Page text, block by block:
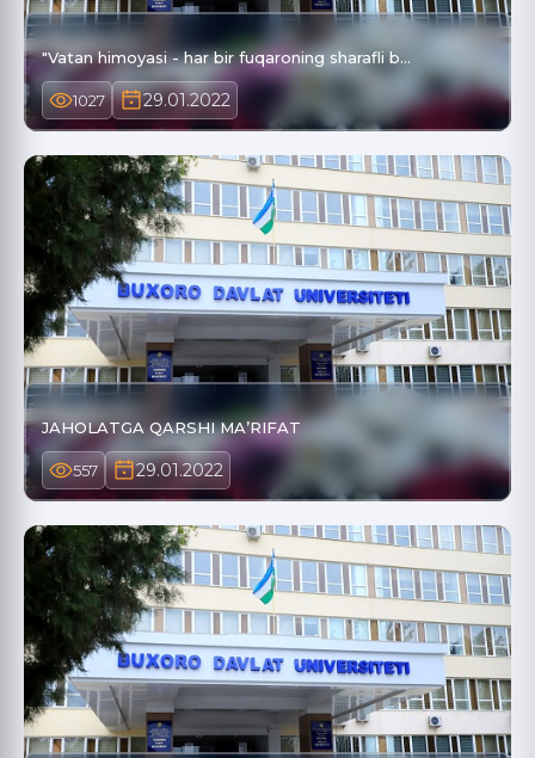
"Vatan himoyasi - har bir fuqaroning sharafli b…
1027 29.01.2022
JAHOLATGA QARSHI MA’RIFAT
557 29.01.2022